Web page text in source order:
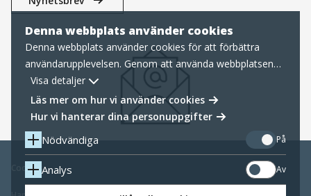
Denna webbplats använder cookies
Denna webbplats använder cookies för att förbättra
användarupplevelsen. Genom att använda webbplatsen
samtycker du till nödvändiga cookies, läs mer nedan om
hur vi hanterar cookies samt personuppgifter.
Visa detaljer
Läs mer om hur vi använder cookies
Hur vi hanterar dina personuppgifter
Nödvändiga På
Analys Av
Cookies